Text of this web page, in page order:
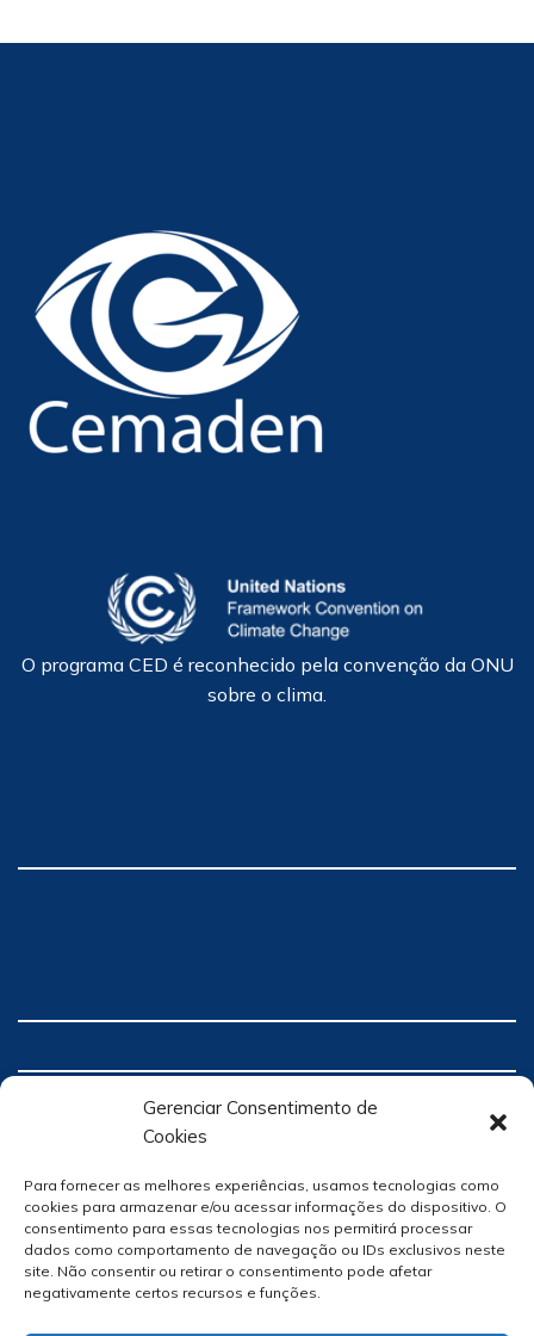
Gerenciar Consentimento de
Cookies
Para fornecer as melhores experiências, usamos tecnologias como
cookies para armazenar e/ou acessar informações do dispositivo. O
consentimento para essas tecnologias nos permitirá processar
dados como comportamento de navegação ou IDs exclusivos neste
site. Não consentir ou retirar o consentimento pode afetar
negativamente certos recursos e funções.
O programa CED é reconhecido pela convenção da ONU
sobre o clima.